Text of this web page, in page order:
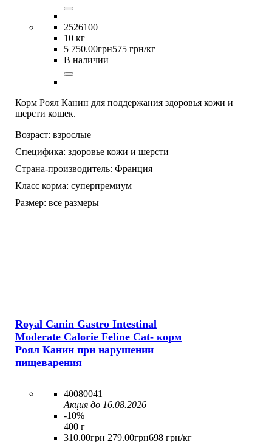
2526100
10 кг
5 750.00грн575 грн/кг
В наличии
Корм Роял Канин для поддержания здоровья кожи и
шерсти кошек.
Возраст: взрослые
Специфика: здоровье кожи и шерсти
Страна-производитель: Франция
Класс корма: суперпремиум
Размер: все размеры
Royal Canin Gastro Intestinal
Moderate Calorie Feline Cat- корм
Роял Канин при нарушении
пищеварения
40080041
Акция до 16.08.2026
-10%
400 г
310.00грн 279.00грн698 грн/кг